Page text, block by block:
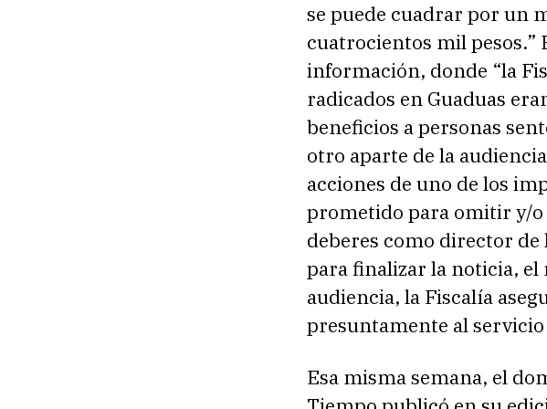
se puede cuadrar por un
cuatrocientos mil
información, donde “la
radicados en Guaduas
beneficios a personas
otro aparte de la
acciones de uno de los
prometido para omitir y/o
deberes como director de
para finalizar la noticia, el
audiencia, la Fiscalía
presuntamente al
Esa misma semana, el